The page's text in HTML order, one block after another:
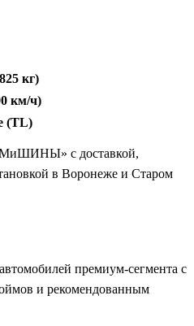
кг)
км/ч)
(TL)
с доставкой,
в Воронеже и Старом
премиум-сегмента с
и рекомендованным